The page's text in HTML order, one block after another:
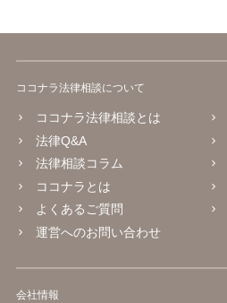
ココナラ法律相談について
ココナラ法律相談とは
法律Q&A
法律相談コラム
ココナラとは
よくあるご質問
運営へのお問い合わせ
会社情報